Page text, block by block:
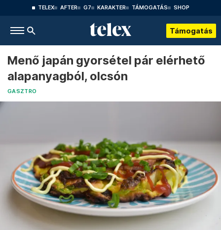
TELEX AFTER G7 KARAKTER TÁMOGATÁS SHOP
Támogatás
Menő japán gyorsétel pár elérhető
alapanyagból, olcsón
GASZTRO